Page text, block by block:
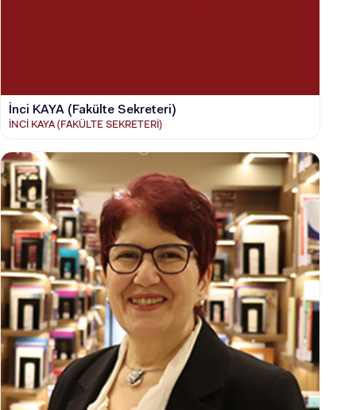
İnci KAYA (Fakülte Sekreteri)
İNCİ KAYA (FAKÜLTE SEKRETERİ)